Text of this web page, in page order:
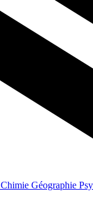
Chimie Géographie